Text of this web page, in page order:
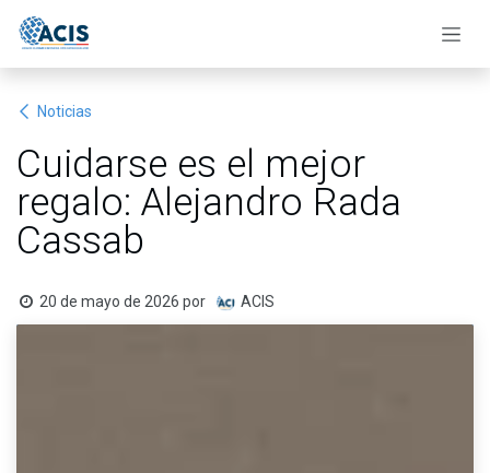
Noticias
Cuidarse es el mejor
regalo: Alejandro Rada
Cassab
20 de mayo de 2026 por ACIS